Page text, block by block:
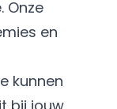
Onze
en
kunnen